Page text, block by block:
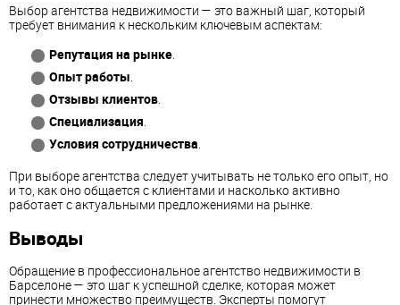
Выбор агентства недвижимости — это важный шаг, который
требует внимания к нескольким ключевым аспектам:
Репутация на рынке
Опыт работы
Отзывы клиентов
Специализация
Условия сотрудничества
При выборе агентства следует учитывать не только его опыт, но
и то, как оно общается с клиентами и насколько активно
работает с актуальными предложениями на рынке.
Выводы
Обращение в профессиональное агентство недвижимости в
Барселоне — это шаг к успешной сделке, которая может
принести множество преимуществ. Эксперты помогут